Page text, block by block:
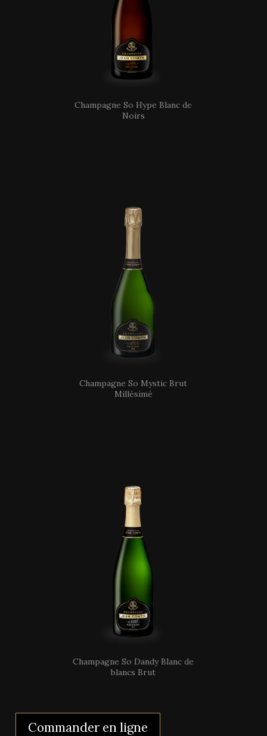
Champagne So Hype Blanc de
Noirs
Champagne So Mystic Brut
Millésimé
Champagne So Dandy Blanc de
blancs Brut
Commander en ligne